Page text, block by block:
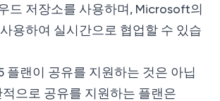
드 저장소를 사용하며, Microsoft의
용하여 실시간으로 협업할 수 있습
플랜이 공유를 지원하는 것은 아닙
적으로 공유를 지원하는 플랜은